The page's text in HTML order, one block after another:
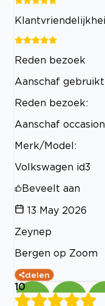
Reden bezoek
Aanschaf
Reden bezoek:
Aanschaf occasion
Merk/Model:
Volkswagen id3
Beveelt aan
13 May 2026
Zeynep
Bergen op Zoom
delen
10